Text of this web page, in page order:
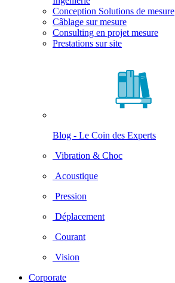
Conception Solutions de mesure
Câblage sur mesure
Consulting en projet mesure
Prestations sur site
Blog - Le Coin des Experts
Vibration & Choc
Acoustique
Pression
Déplacement
Courant
Vision
Corporate